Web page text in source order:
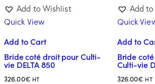
Add to Wishlist
Quick View
Add to Cart
Bride coté droit pour Culti-
vie DELTA 850
326.00€ HT
Add
Quick
Add to
Bride
Culti-vie
326.00€ HT